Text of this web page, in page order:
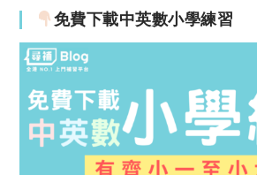
免費下載中英數小學練習